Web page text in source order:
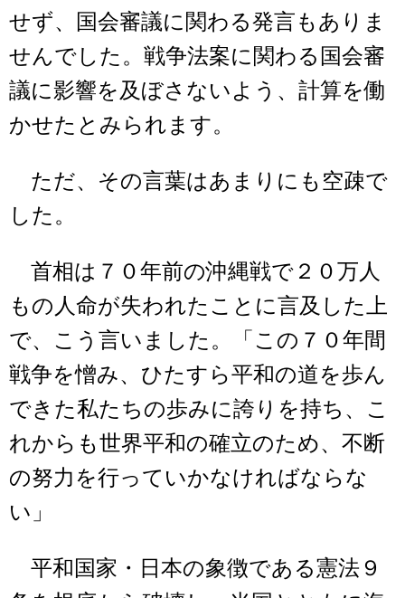
せず、国会審議に関わる発言もありま
せんでした。戦争法案に関わる国会審
議に影響を及ぼさないよう、計算を働
かせたとみられます。
ただ、その言葉はあまりにも空疎で
した。
首相は７０年前の沖縄戦で２０万人
もの人命が失われたことに言及した上
で、こう言いました。「この７０年間
戦争を憎み、ひたすら平和の道を歩ん
できた私たちの歩みに誇りを持ち、こ
れからも世界平和の確立のため、不断
の努力を行っていかなければならな
い」
平和国家・日本の象徴である憲法９